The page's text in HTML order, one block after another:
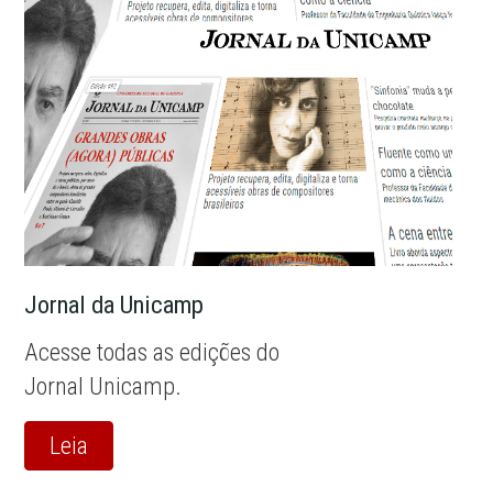
Jornal da Unicamp
Acesse todas as edições do
Jornal Unicamp.
Leia